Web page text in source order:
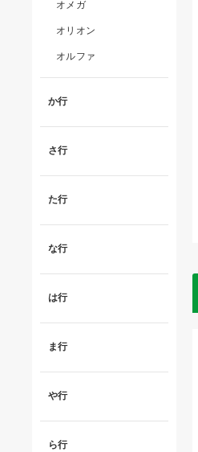
オメガ
オリオン
オルファ
か行
さ行
た行
な行
は行
ま行
や行
ら行